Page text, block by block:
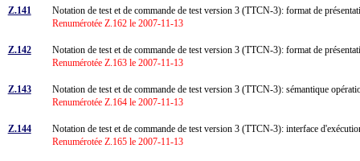
Z.141
Notation de test et de commande de test version 3 (TTCN-3): format de
Renumérotée Z.162 le 2007-11-13
Z.142
Notation de test et de commande de test version 3 (TTCN-3): format de
Renumérotée Z.163 le 2007-11-13
Z.143
Notation de test et de commande de test version 3 (TTCN-3): sémantique
Renumérotée Z.164 le 2007-11-13
Z.144
Notation de test et de commande de test version 3 (TTCN-3): interface
Renumérotée Z.165 le 2007-11-13